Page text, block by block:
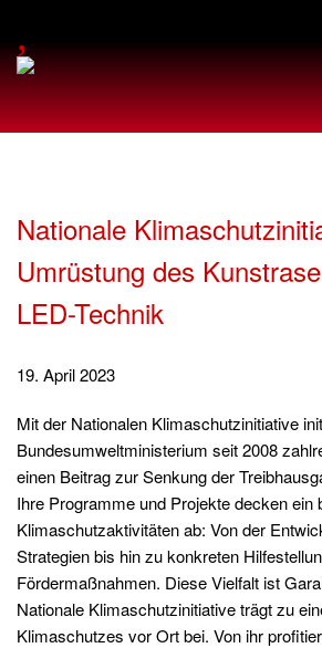
,
Nationale
Umrüstung des
LED-Technik
19. April 2023
Mit der Nationalen Klimaschutzinitiative
Bundesumweltministerium seit 2008
einen Beitrag zur Senkung der
Ihre Programme und Projekte decken ein
Klimaschutzaktivitäten ab: Von der
Strategien bis hin zu konkreten
Fördermaßnahmen. Diese Vielfalt ist
Nationale Klimaschutzinitiative trägt zu
Klimaschutzes vor Ort bei. Von ihr